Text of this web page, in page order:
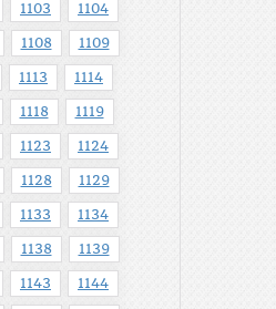
1103 1104
1108 1109
1113 1114
1118 1119
1123 1124
1128 1129
1133 1134
1138 1139
1143 1144